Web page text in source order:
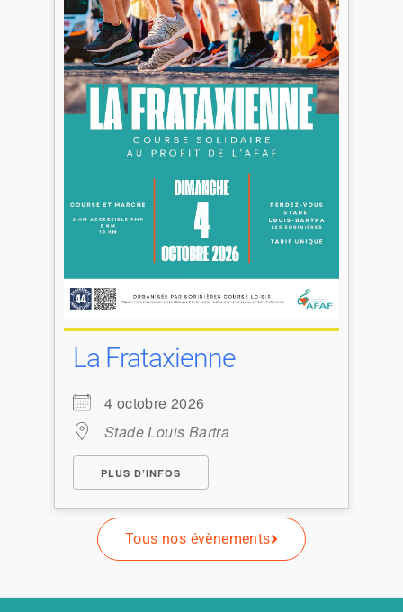
La Frataxienne
4 octobre 2026
Stade Louis Bartra
PLUS D’INFOS
Tous nos évènements